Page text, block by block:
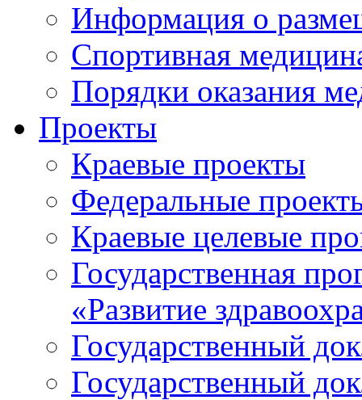
Информация о
Спортивная
Порядки оказания
Проекты
Краевые проекты
Федеральные
Краевые целевые
Государственная
«Развитие
Государственный
Государственный